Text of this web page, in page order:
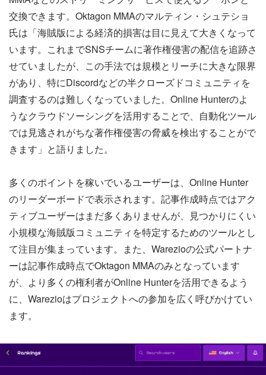
交換できます。Oktagon MMAのマルティン・シュテショ
氏は「海賊版による経済的損害は目に見えて大きくなって
います。これまでSNSチームに著作権侵害の配信を追跡さ
せていましたが、この手法では規模とリーチに大きな限界
があり、特にDiscordなどの半クローズドコミュニティを
調査するのは難しくなっていました。Online Hunterのよ
うなクラウドソーシングを活用することで、自動化ツール
では見逃されがちな著作権侵害の脅威を検出することがで
きます」と語りました。
多くのポイントを稼いでいるユーザーは、Online Hunter
のリーダーボードで表示されます。記事作成時点ではアク
ティブユーザーはまだ多くありませんが、見つかりにくい
小規模な海賊版コミュニティを特定するためのツールとし
て注目が集まっています。また、Warezioの公式パートナ
ーは記事作成時点でOktagon MMAのみとなっています
が、より多くの権利者がOnline Hunterを活用できるよう
に、Warezioはプロジェクトへの参加を広く呼びかけてい
ます。